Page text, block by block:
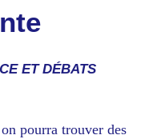
ET DÉBATS
pourra trouver des